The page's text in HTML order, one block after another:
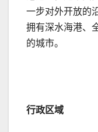
一步对外开放的
拥有深水海港、
的城市。
行政区域